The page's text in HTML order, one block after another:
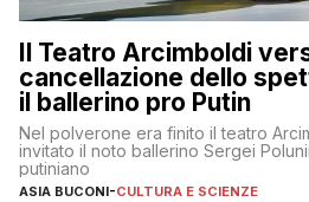
Il Teatro Arcimboldi
cancellazione dello
il ballerino pro Putin
Nel polverone era finito il teatro
invitato il noto ballerino Sergei
putiniano
ASIA BUCONI-CULTURA E SCIENZE